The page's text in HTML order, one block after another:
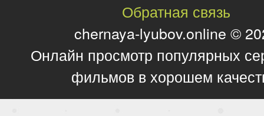
Обратная связь
chernaya-lyubov.online ©
Онлайн просмотр популярных
фильмов в хорошем